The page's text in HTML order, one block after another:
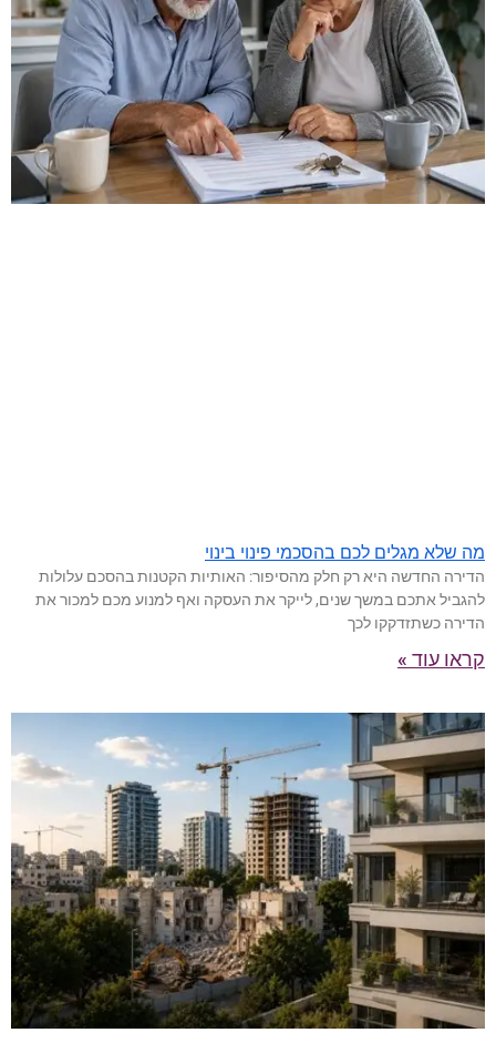
מה שלא מגלים לכם בהסכמי פינוי בינוי
הדירה החדשה היא רק חלק מהסיפור: האותיות הקטנות בהסכם עלולות
להגביל אתכם במשך שנים, לייקר את העסקה ואף למנוע מכם למכור את
הדירה כשתזדקקו לכך
קראו עוד »